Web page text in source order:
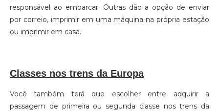
responsável ao embarcar. Outras dão a opção de enviar
por correio, imprimir em uma máquina na própria estação
ou imprimir em casa.
Classes nos trens da Europa
Você também terá que escolher entre adquirir a
passagem de primeira ou segunda classe nos trens da